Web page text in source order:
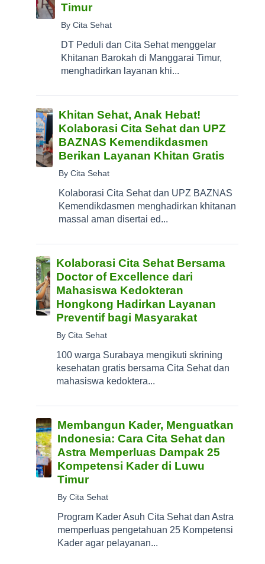
Timur
By Cita Sehat
DT Peduli dan Cita Sehat menggelar
Khitanan Barokah di Manggarai Timur,
menghadirkan layanan khi...
Khitan Sehat, Anak Hebat!
Kolaborasi Cita Sehat dan UPZ
BAZNAS Kemendikdasmen
Berikan Layanan Khitan Gratis
By Cita Sehat
Kolaborasi Cita Sehat dan UPZ BAZNAS
Kemendikdasmen menghadirkan khitanan
massal aman disertai ed...
Kolaborasi Cita Sehat Bersama
Doctor of Excellence dari
Mahasiswa Kedokteran
Hongkong Hadirkan Layanan
Preventif bagi Masyarakat
By Cita Sehat
100 warga Surabaya mengikuti skrining
kesehatan gratis bersama Cita Sehat dan
mahasiswa kedoktera...
Membangun Kader, Menguatkan
Indonesia: Cara Cita Sehat dan
Astra Memperluas Dampak 25
Kompetensi Kader di Luwu
Timur
By Cita Sehat
Program Kader Asuh Cita Sehat dan Astra
memperluas pengetahuan 25 Kompetensi
Kader agar pelayanan...